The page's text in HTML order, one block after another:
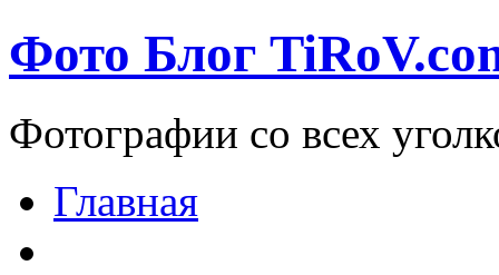
Фото Блог
Фотографии со всех
Главная